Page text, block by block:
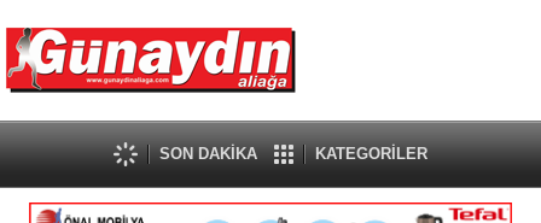
SON DAKİKA KATEGORİLER